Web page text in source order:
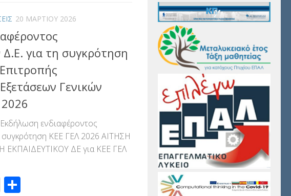
20 ΜΑΡΤΊΟΥ 2026
Δ.Ε. για τη συγκρότηση
Γενικών
ενδιαφέροντος
συγκρότηση ΚΕΕ ΓEΛ 2026 ΑΙΤΗΣΗ
ΔΕ για ΚΕΕ ΓΕΛ
Copy